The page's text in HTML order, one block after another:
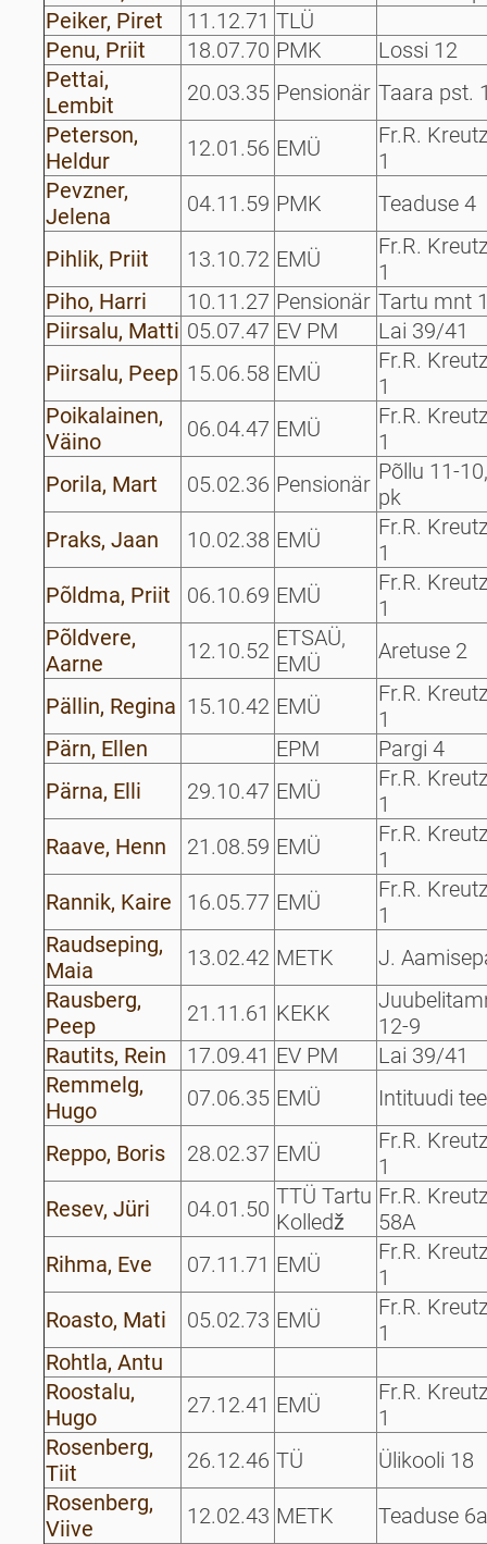
Peiker, Piret
11.12.71 TLÜ
Penu, Priit
18.07.70 PMK
Lossi 12
Pettai,
Lembit
20.03.35 Pensionär Taara pst.
Peterson,
Heldur
12.01.56 EMÜ
Fr.R.
1
Pevzner,
Jelena
04.11.59 PMK Teaduse 4
Pihlik, Priit 13.10.72 EMÜ
Fr.R.
1
Piho, Harri
10.11.27 Pensionär Tartu mnt
Piirsalu, Matti 05.07.47 EV PM
Lai 39/41
Piirsalu, Peep 15.06.58 EMÜ
Fr.R.
1
Poikalainen,
Väino
06.04.47 EMÜ
Fr.R.
1
Porila, Mart
05.02.36 Pensionär Põllu 11-
pk
Praks, Jaan
10.02.38 EMÜ
Fr.R.
1
Põldma, Priit
06.10.69 EMÜ
Fr.R.
1
Põldvere,
Aarne
12.10.52 ETSAÜ,
EMÜ
Aretuse 2
Pällin, Regina 15.10.42 EMÜ
Fr.R.
1
Pärn, Ellen
EPM
Pargi 4
Pärna, Elli
29.10.47 EMÜ
Fr.R.
1
Raave, Henn
21.08.59 EMÜ
Fr.R.
1
Rannik, Kaire
16.05.77 EMÜ
Fr.R.
1
Raudseping,
Maia
13.02.42 METK
J.
Rausberg,
Peep
21.11.61 KEKK
12-9
Rautits, Rein
17.09.41 EV PM
Lai 39/41
Remmelg,
Hugo
07.06.35 EMÜ Intituudi
Reppo, Boris 28.02.37 EMÜ
Fr.R.
1
Resev, Jüri
04.01.50 TTÜ Tartu
Kolledž
Fr.R.
58A
Rihma, Eve
07.11.71 EMÜ
Fr.R.
1
Roasto, Mati
05.02.73 EMÜ
Fr.R.
1
Rohtla, Antu
Roostalu,
Hugo
27.12.41 EMÜ
Fr.R.
1
Rosenberg,
Tiit
26.12.46 TÜ
Ülikooli 18
Rosenberg,
Viive
12.02.43 METK
Teaduse 6a